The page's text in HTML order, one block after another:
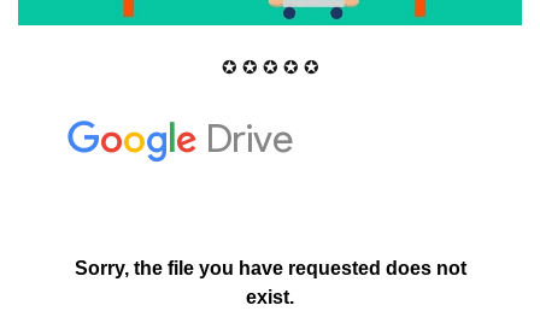
✪ ✪ ✪ ✪ ✪